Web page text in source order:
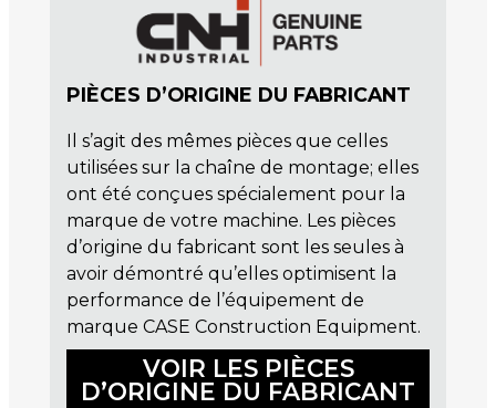
PIÈCES D’ORIGINE DU FABRICANT
Il s’agit des mêmes pièces que celles
utilisées sur la chaîne de montage; elles
ont été conçues spécialement pour la
marque de votre machine. Les pièces
d’origine du fabricant sont les seules à
avoir démontré qu’elles optimisent la
performance de l’équipement de
marque CASE Construction Equipment.
VOIR LES PIÈCES
D’ORIGINE DU FABRICANT